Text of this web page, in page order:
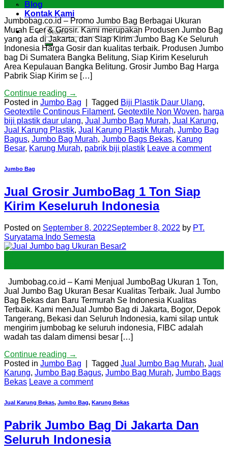
Blog
Kontak Kami
Sep
Jumbobag.co.id – Promo Jumbo Bag Berbagai Ukuran
Murah Ecer & Grosir. Kami merupakan Produsen Jumbo Bag
yang ada di Jakarta, dan Siap Kirim Jumbo Bag Ke Seluruh
Indonesia Harga Gosir dan kualitas terbaik. Produsen Jumbo
bag Di Sumatera Bangka Belitung, Siap Kirim Keseluruh
Area Kepulauan Bangka Belitung. Grosir Jumbo Bag Harga
Pabrik Siap Kirim se […]
Continue reading →
Posted in Jumbo Bag Tagged Biji Plastik Daur Ulang,
Geotextile Continous Filament, Geotextile Non Woven, harga
biji plastik daur ulang, Jual Jumbo Bag Murah, Jual Karung,
Jual Karung Plastik, Jual Karung Plastik Murah, Jumbo Bag
Bagus, Jumbo Bag Murah, Jumbo Bags Bekas, Karung
Besar, Karung Murah, pabrik biji plastik Leave a comment
Jumbo Bag
Jual Grosir JumboBag 1 Ton Siap
Kirim Keseluruh Indonesia
Posted on September 8, 2022September 8, 2022 by PT.
Suryatama Indo Semesta
Jumbobag.co.id – Kami Menjual JumboBag Ukuran 1 Ton,
Jual Jumbo Bag Ukuran Besar Kualitas Terbaik. Jual Jumbo
Bag Bekas dan Baru Termurah Se Indonesia Kualitas
Terbaik. Kami menJual Jumbo Bag di Jakarta, Bogor, Depok
Tangerang, Bekasi dan Seluruh Indonesia, kami silap untuk
mengirim jumbobag ke seluruh indonesia, FIBC adalah
wadah tas dalam dimensi besar […]
Continue reading →
Posted in Jumbo Bag Tagged Jual Jumbo Bag Murah, Jual
Karung, Jumbo Bag Bagus, Jumbo Bag Murah, Jumbo Bags
Bekas Leave a comment
Jual Karung Bekas, Jumbo Bag, Karung Bekas
Pabrik Jumbo Bag Di Jakarta Dan
Seluruh Indonesia